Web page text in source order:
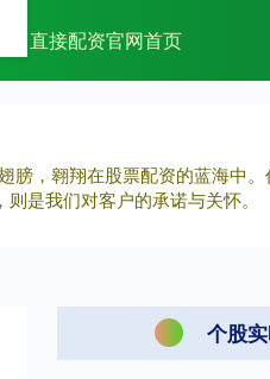
直接配资官网首页
膀，翱翔在股票配资的蓝海中
是我们对客户的承诺与关怀。
个股